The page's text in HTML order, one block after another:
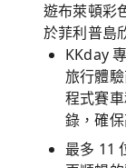
遊布萊頓彩
於菲利普島
KKday
旅行體
程式賽
錄，確
最多 11